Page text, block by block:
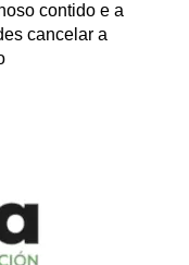
contido e a
cancelar a